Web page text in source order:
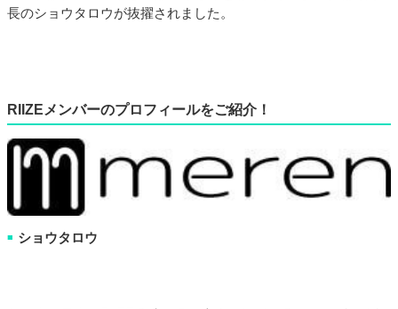
長のショウタロウが抜擢されました。
RIIZEメンバーのプロフィールをご紹介！
■ ショウタロウ